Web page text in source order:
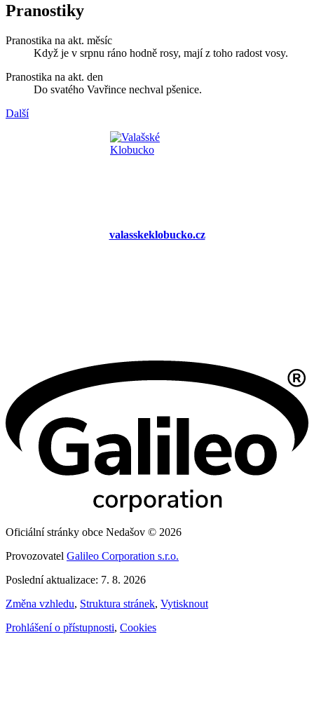
Pranostiky
Pranostika na akt. měsíc
Když je v srpnu ráno hodně rosy, mají z toho radost vosy.
Pranostika na akt. den
Do svatého Vavřince nechval pšenice.
Další
valasskeklobucko.cz
Oficiální stránky obce Nedašov © 2026
Provozovatel Galileo Corporation s.r.o.
Poslední aktualizace: 7. 8. 2026
Změna vzhledu, Struktura stránek, Vytisknout
Prohlášení o přístupnosti, Cookies